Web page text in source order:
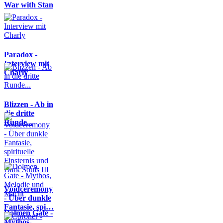
War with Stan
Paradox -
Interview mit
Charly
Blizzen - Ab in
die dritte
Runde...
Voidceremony
- Über dunkle
Fantasie, spi…
Dolmen Gate -